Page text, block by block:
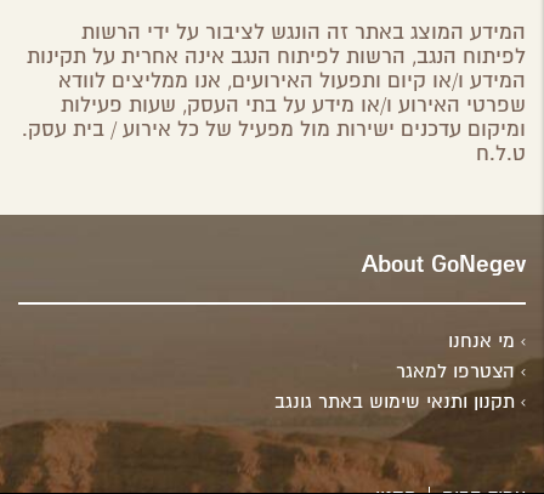
המידע המוצג באתר זה הונגש לציבור על ידי הרשות
לפיתוח הנגב, הרשות לפיתוח הנגב אינה אחרית על תקינות
המידע ו/או קיום ותפעול האירועים, אנו ממליצים לוודא
שפרטי האירוע ו/או מידע על בתי העסק, שעות פעילות
ומיקום עדכנים ישירות מול מפעיל של כל אירוע / בית עסק.
ט.ל.ח
About GoNegev
מי אנחנו
הצטרפו למאגר
תקנון ותנאי שימוש באתר גונגב